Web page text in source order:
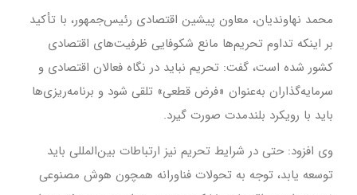
محمد نهاوندیان، معاون پیشین اقتصادی رئیس‌جمهور، با تأکید
بر اینکه تداوم تحریم‌ها مانع شکوفایی ظرفیت‌های اقتصادی
کشور شده است، گفت: تحریم نباید در نگاه فعالان اقتصادی و
سرمایه‌گذاران به‌عنوان «فرض قطعی» تلقی شود و برنامه‌ریزی‌ها
باید با رویکرد بلندمدت صورت گیرد.
وی افزود: حتی در شرایط تحریم نیز ارتباطات بین‌المللی باید
توسعه یابد، توجه به تحولات فناورانه همچون هوش مصنوعی